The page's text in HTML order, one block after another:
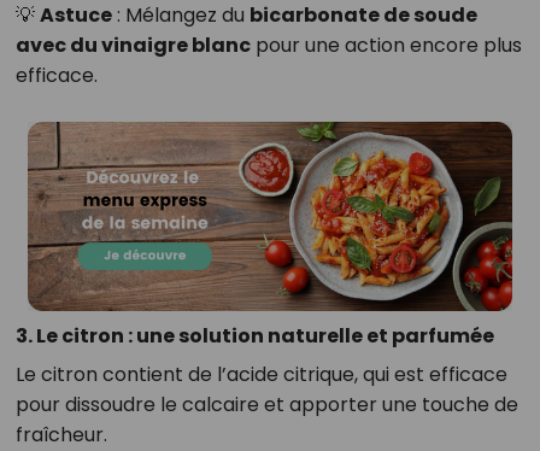
💡Astuce: Mélangez du bicarbonate de soude
avec du vinaigre blancpour une action encore plus
efficace.
3. Le citron : une solution naturelle et parfumée
Le citron contient de l’acide citrique, qui est efficace
pour dissoudre le calcaire et apporter une touche de
fraîcheur.